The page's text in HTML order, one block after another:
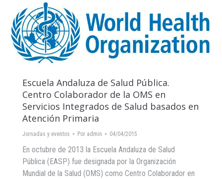
Escuela Andaluza de Salud Pública.
Centro Colaborador de la OMS en
Servicios Integrados de Salud basados ​​en
Atención Primaria
Jornadas y eventos Por admin 04/04/2015
En octubre de 2013 la Escuela Andaluza de Salud
Pública (EASP) fue designada por la Organización
Mundial de la Salud (OMS) como Centro Colaborador en